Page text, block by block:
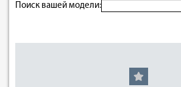
Поиск вашей модели: